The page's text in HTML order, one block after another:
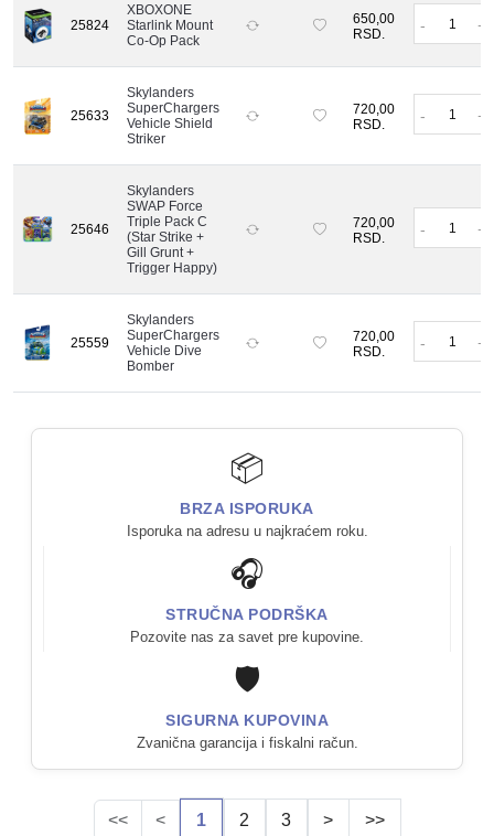
25824
XBOXONE
Starlink Mount
Co-Op Pack
650,00
RSD.
- +
25633
Skylanders
SuperChargers
Vehicle Shield
Striker
720,00
RSD.
- +
25646
Skylanders
SWAP Force
Triple Pack C
(Star Strike +
Gill Grunt +
Trigger Happy)
720,00
RSD.
- +
25559
Skylanders
SuperChargers
Vehicle Dive
Bomber
720,00
RSD.
- +
📦
BRZA ISPORUKA
Isporuka na adresu u najkraćem roku.
🎧
STRUČNA PODRŠKA
Pozovite nas za savet pre kupovine.
🛡️
SIGURNA KUPOVINA
Zvanična garancija i fiskalni račun.
<< < 1 2 3 > >>